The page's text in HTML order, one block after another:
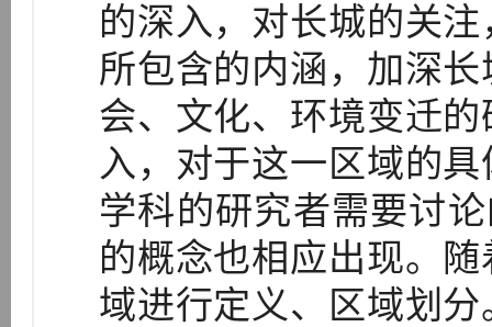
的深入，对长城的关
所包含的内涵，加深
会、文化、环境变迁
入，对于这一区域的
学科的研究者需要讨
的概念也相应出现。
域进行定义、区域划